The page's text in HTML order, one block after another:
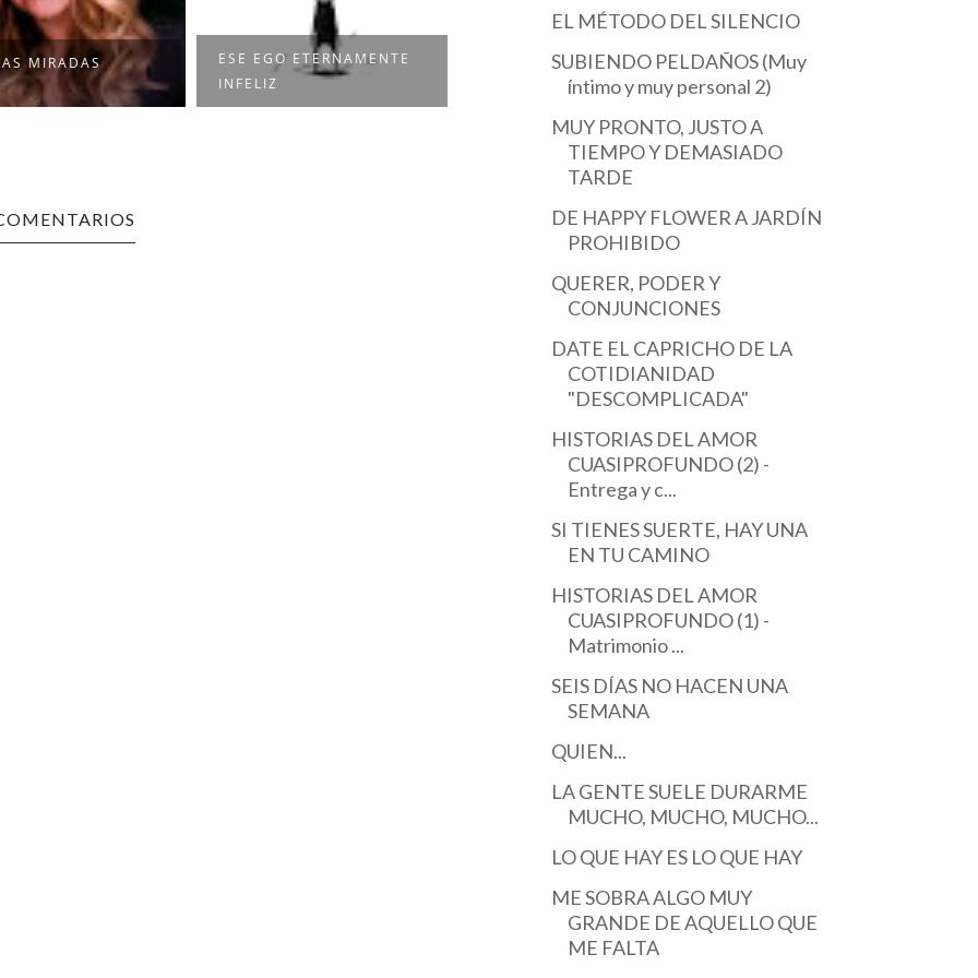
ETERNAMENTE
ENTENDER EL AMOR 🎩💫PURA MAGIA ADIÓS A LAS ARMAS
EL MÉTODO DEL SILENCIO
SUBIENDO PELDAÑOS (Muy
íntimo y muy personal 2)
MUY PRONTO, JUSTO A
TIEMPO Y DEMASIADO
TARDE
DE HAPPY FLOWER A JARDÍN
PROHIBIDO
QUERER, PODER Y
CONJUNCIONES
DATE EL CAPRICHO DE LA
COTIDIANIDAD
"DESCOMPLICADA"
HISTORIAS DEL AMOR
CUASIPROFUNDO (2) -
Entrega y c...
SI TIENES SUERTE, HAY UNA
EN TU CAMINO
HISTORIAS DEL AMOR
CUASIPROFUNDO (1) -
Matrimonio ...
SEIS DÍAS NO HACEN UNA
SEMANA
QUIEN...
LA GENTE SUELE DURARME
MUCHO, MUCHO, MUCHO...
LO QUE HAY ES LO QUE HAY
ME SOBRA ALGO MUY
GRANDE DE AQUELLO QUE
ME FALTA